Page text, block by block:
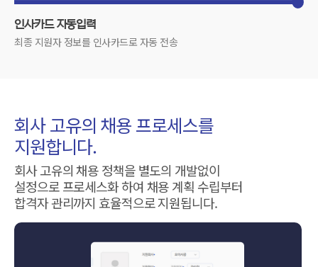
인사카드 자동입력
최종 지원자 정보를 인사카드로 자동 전송
회사 고유의 채용 프로세스를
지원합니다.
회사 고유의 채용 정책을 별도의 개발없이
설정으로 프로세스화 하여 채용 계획 수립부터
합격자 관리까지 효율적으로 지원됩니다.